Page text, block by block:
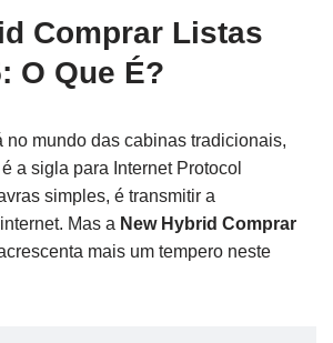
Comprar Listas
O Que É?
no mundo das cabinas tradicionais,
a sigla para Internet Protocol
simples, é transmitir a
Mas a New Hybrid Comprar
mais um tempero neste